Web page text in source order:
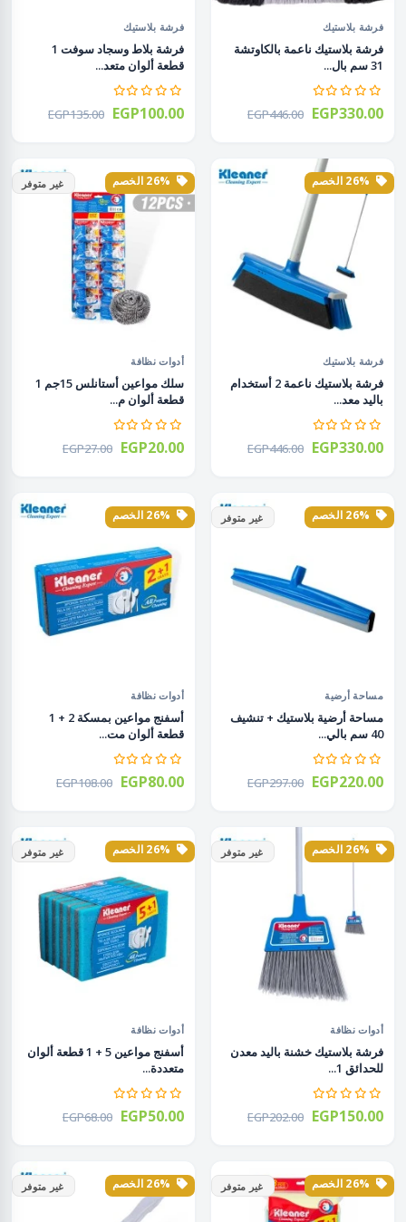
فرشة بلاستيك
فرشة بلاستيك ناعمة بالكاوتشة
31 سم بال...
EGP446.00 EGP330.00
فرشة بلاستيك
فرشة بلاط وسجاد سوفت 1
قطعة ألوان متعد...
EGP135.00 EGP100.00
فرشة بلاستيك
فرشة بلاستيك ناعمة 2 أستخدام
باليد معد...
EGP446.00 EGP330.00
غير متوفر
أدوات نظافة
سلك مواعين أستانلس 15جم 1
قطعة ألوان م...
EGP27.00 EGP20.00
غير متوفر
مساحة أرضية
مساحة أرضية بلاستيك + تنشيف
40 سم بالي...
EGP297.00 EGP220.00
أدوات نظافة
أسفنج مواعين بمسكة 2 + 1
قطعة ألوان مت...
EGP108.00 EGP80.00
غير متوفر
أدوات نظافة
فرشة بلاستيك خشنة باليد معدن
للحدائق 1...
EGP202.00 EGP150.00
غير متوفر
أدوات نظافة
أسفنج مواعين 5 + 1 قطعة ألوان
متعددة...
EGP68.00 EGP50.00
غير متوفر غير متوفر